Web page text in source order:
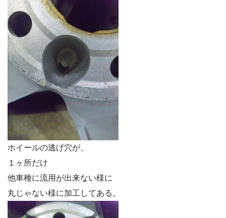
ホイールの逃げ穴が、
１ヶ所だけ
他車種に流用が出来ない様に
丸じゃない様に加工してある。